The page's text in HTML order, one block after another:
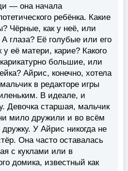
— она начала
ребёнка. Какие
Чёрные, как у неё, или
глаза? Её голубые или его
её матери, карие? Какого
большие, или
Айрис, конечно, хотела
в редакторе игры
В идеале, и
Девочка старшая, мальчик
мило дружили и во всём
У Айрис никогда не
Она часто оставалась
с куклами или в
домика, известный как